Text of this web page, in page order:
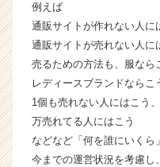
a
e
r）
例えば
通販サイトが作れない人に
通販サイトが売れない人に
売るための方法も、服なら
レディースブランドならこ
1個も売れない人にはこう
万売れてる人にはこう
などなど「何を誰にいくら
今までの運営状況を考慮し、